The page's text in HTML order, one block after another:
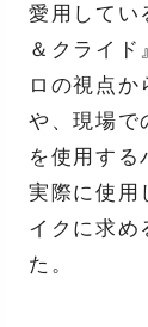
愛用してい
＆クライ
ロの視点
や、現場で
を使用する
実際に使用
イクに求め
た。